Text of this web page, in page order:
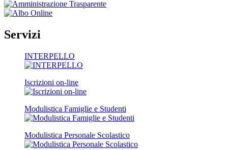
Servizi
INTERPELLO
Iscrizioni on-line
Modulistica Famiglie e Studenti
Modulistica Personale Scolastico